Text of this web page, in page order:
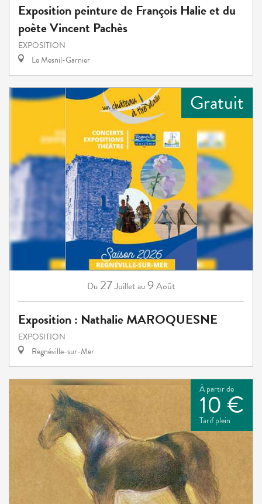
Exposition peinture de François Halie et du
poète Vincent Pachès
EXPOSITION
Le Mesnil-Garnier
Gratuit
Du 27Juilletau9Août
Exposition : Nathalie MAROQUESNE
EXPOSITION
Regnéville-sur-Mer
À partir de
10 €
Tarif plein